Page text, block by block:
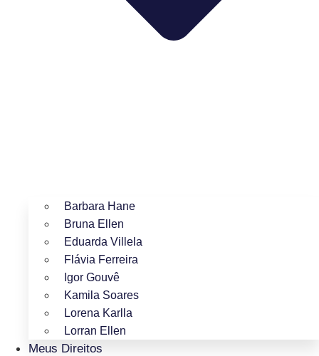
Barbara Hane
Bruna Ellen
Eduarda Villela
Flávia Ferreira
Igor Gouvê
Kamila Soares
Lorena Karlla
Lorran Ellen
Meus Direitos